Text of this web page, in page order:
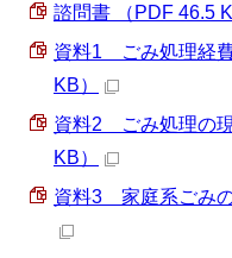
諮問書 （PDF 46.5
資料1 ごみ処理経
KB）
資料2 ごみ処理の
KB）
資料3 家庭系ごみの